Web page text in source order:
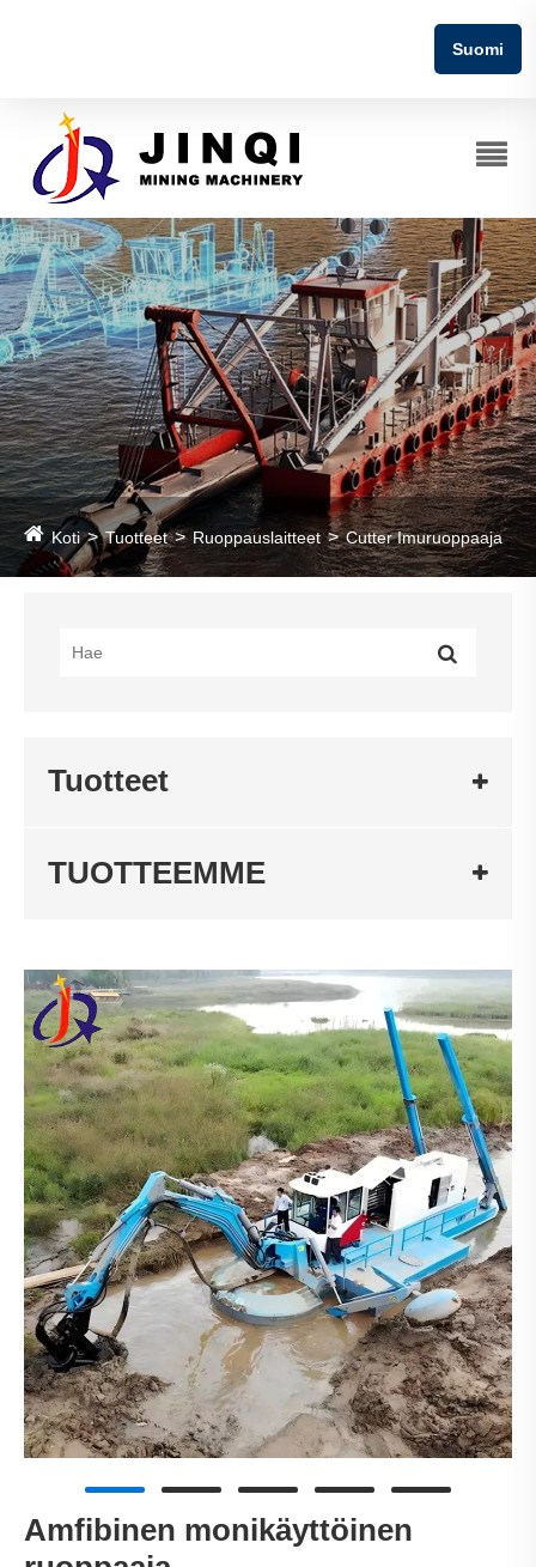
Suomi
Koti Tuotteet Ruoppauslaitteet Cutter Imuruoppaaja
Tuotteet
TUOTTEEMME
Amfibinen monikäyttöinen